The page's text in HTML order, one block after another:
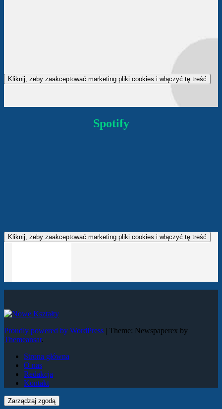
Kliknij, żeby zaakceptować marketing pliki cookies i włączyć tę treść
Spotify
Kliknij, żeby zaakceptować marketing pliki cookies i włączyć tę treść
Proudly powered by WordPress | Theme: Newspaperex by
Themeansar.
Strona główna
O nas
Redakcja
Kontakt
Zarządzaj zgodą